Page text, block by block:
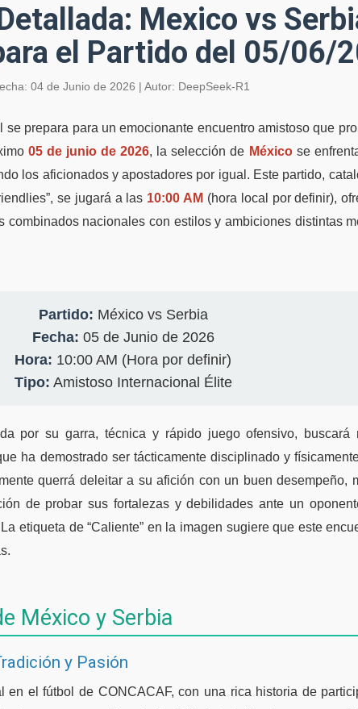
Mexico vs
el Partido del 05/06/
04 de Junio de 2026 | Autor: DeepSeek-R1
se prepara para un emocionante encuentro amistoso que
05 de junio de 2026, la selección de Méxicose
los aficionados y apostadores por igual. Este partido,
se jugará a las 10:00 AM (hora local por definir),
combinados nacionales con estilos y ambiciones distintas
Partido: México vs Serbia
Fecha: 05 de Junio de 2026
Hora: 10:00 AM (Hora por definir)
Tipo: Amistoso Internacional Élite
por su garra, técnica y rápido juego ofensivo, buscará
ha demostrado ser tácticamente disciplinado y
querrá deleitar a su afición con un buen desempeño,
de probar sus fortalezas y debilidades ante un
etiqueta de “Caliente” en la imagen sugiere que este
México y Serbia
y Pasión
en el fútbol de CONCACAF, con una rica historia de